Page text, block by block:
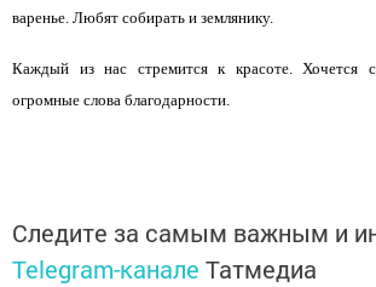
варенье. Любят собирать и землянику.
Каждый из нас стремится к красоте. Хочется
огромные слова благодарности.
Следите за самым важным и
Telegram-канале Татмедиа